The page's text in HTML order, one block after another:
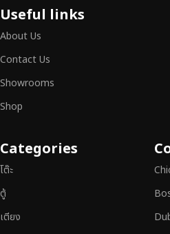
เฟอร์นิเจอร์ไม้ไม่ใช่เพียงของตกแต่ง แต่เป็
สามารถผสานความสวยงาม ความแข็งแรง
ต้องการได้อย่างลงตัว เฟอร์นิเจอร์ทุกชิ้นข
การตรวจสอบมาตรฐานอย่างเคร่งครัด
สิก และการใช้งานที่ยาวนาน
ประกันคุณภาพและการบริการที่ดีที่สุด
Useful links
About Us
Contact Us
Showrooms
Shop
Categories
โต๊ะ
ตู้
เตียง